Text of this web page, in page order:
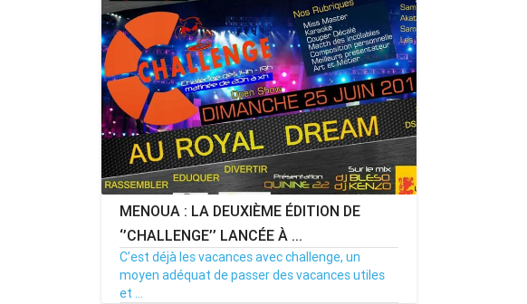
MENOUA : LA DEUXIÈME ÉDITION DE
‘’CHALLENGE’’ LANCÉE À ...
C’est déjà les vacances avec challenge, un
moyen adéquat de passer des vacances utiles
et ...